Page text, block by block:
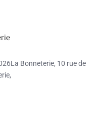
Bonneterie, 10 rue de